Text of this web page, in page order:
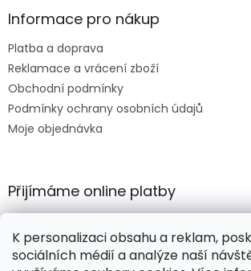
K personalizaci obsahu a reklam,
sociálních médií a analýze naší
Informace pro nákup
Platba a doprava
Reklamace a vrácení zboží
Obchodní podmínky
Podmínky ochrany osobních údajů
Moje objednávka
Přijímáme online platby